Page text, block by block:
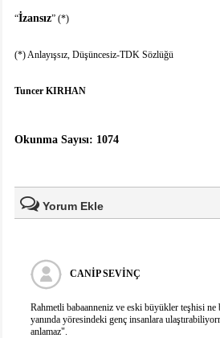
“İzansız” (*)
(*) Anlayışsız, Düşüncesiz-TDK Sözlüğü
Tuncer KIRHAN
Okunma Sayısı: 1074
Yorum Ekle
CANIP SEVİNÇ
Rahmetli babaanneniz ve eski büyükler teşhisi ne
yanında yöresindeki genç insanlara
anlamaz".